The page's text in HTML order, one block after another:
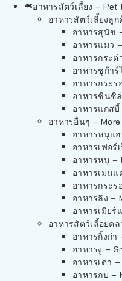
อาหารสัตว์เลี้ยง – Pet
อาหารสัตว์เลี้ยงลู
อาหารสุนัข
อาหารแมว
อาหารกระต่
อาหารชูก้าร์
อาหารกระร
อาหารชินชิ
อาหารแกสบี้
อาหารอื่นๆ – More
อาหารหนูแฮ
อาหารเฟอร์
อาหารหนู –
อาหารเม่นแ
อาหารกระร
อาหารลิง –
อาหารเมียร์
อาหารสัตว์เลี้อยค
อาหารกิ้งก่า
อาหารงู –
อาหารเต่า
อาหารกบ –